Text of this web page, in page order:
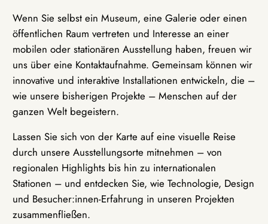
Wenn Sie selbst ein Museum, eine Galerie oder einen
öffentlichen Raum vertreten und Interesse an einer
mobilen oder stationären Ausstellung haben, freuen wir
uns über eine Kontaktaufnahme. Gemeinsam können wir
innovative und interaktive Installationen entwickeln, die –
wie unsere bisherigen Projekte – Menschen auf der
ganzen Welt begeistern.
Lassen Sie sich von der Karte auf eine visuelle Reise
durch unsere Ausstellungsorte mitnehmen – von
regionalen Highlights bis hin zu internationalen
Stationen – und entdecken Sie, wie Technologie, Design
und Besucher:innen-Erfahrung in unseren Projekten
zusammenfließen.